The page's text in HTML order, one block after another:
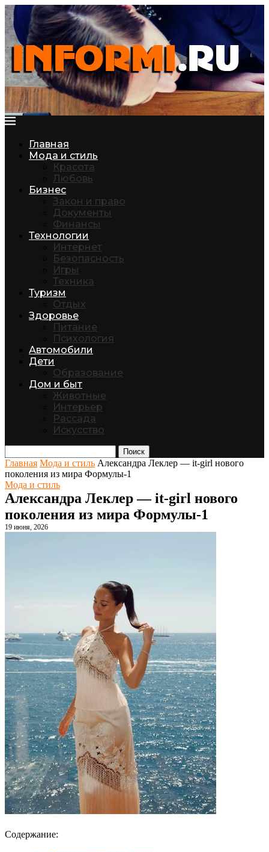
Главная
Мода и стиль
Красота
Любовь
Бизнес
Закон и право
Документы
Финансы
Технологии
Интернет
Безопасность
Игры
Техника
Туризм
Отдых
Здоровье
Питание
Психология
Автомобили
Дети
Образование
Дом и быт
Животные
Интерьер
Рассада
Искусство
Поиск
Главная Мода и стиль Александра Леклер — it-girl нового
поколения из мира Формулы-1
Мода и стиль
Александра Леклер — it-girl нового
поколения из мира Формулы-1
19 июня, 2026
Содержание: